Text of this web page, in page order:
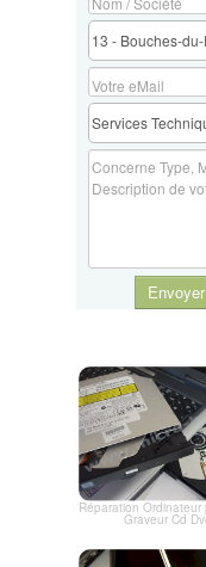
Envoyer
Réparation Ordinateur
Graveur Cd